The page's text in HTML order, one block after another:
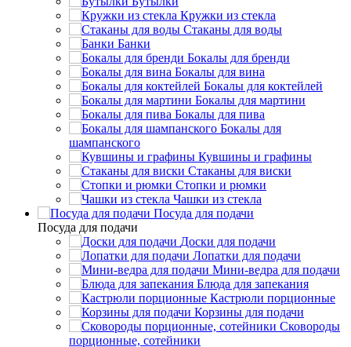
Кружки из стекла
Стаканы для воды
Банки
Бокалы для бренди
Бокалы для вина
Бокалы для коктейлей
Бокалы для мартини
Бокалы для пива
Бокалы для
шампанского
Кувшины и графины
Стаканы для виски
Стопки и рюмки
Чашки из стекла
Посуда для подачи
Посуда для подачи
Доски для подачи
Лопатки для подачи
Мини-ведра для подачи
Блюда для запекания
Кастрюли порционные
Корзины для подачи
Сковороды
порционные, сотейники